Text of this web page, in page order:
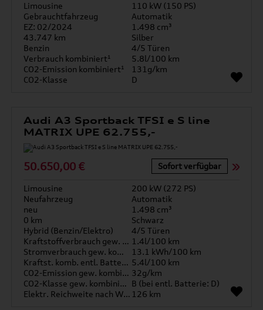
Limousine
110 kW (150 PS)
Gebrauchtfahrzeug
Automatik
EZ: 02/2024
1.498 cm³
43.747 km
Silber
Benzin
4/5 Türen
Verbrauch kombiniert¹
5.8l/100 km
CO2-Emission kombiniert¹
131g/km
CO2-Klasse
D
Audi A3 Sportback TFSI e S line
MATRIX UPE 62.755,-
50.650,00 € Sofort verfügbar
Limousine
200 kW (272 PS)
Neufahrzeug
Automatik
neu
1.498 cm³
0 km
Schwarz
Hybrid (Benzin/Elektro)
4/5 Türen
Kraftstoffverbrauch gew. kombiniert 1.4l/100 km
Stromverbrauch gew. kombiniert
13.1 kWh/100 km
Kraftst. komb. entl. Batterie 5.4l/100 km
CO2-Emission gew. kombiniert 32g/km
CO2-Klasse gew. kombiniert B (bei entl. Batterie: D)
Elektr. Reichweite nach WLTP* 126 km